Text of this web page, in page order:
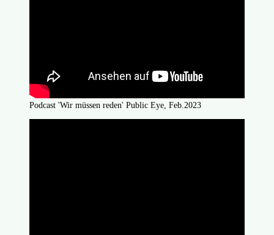
Podcast 'Wir müssen reden' Public Eye, Feb.2023